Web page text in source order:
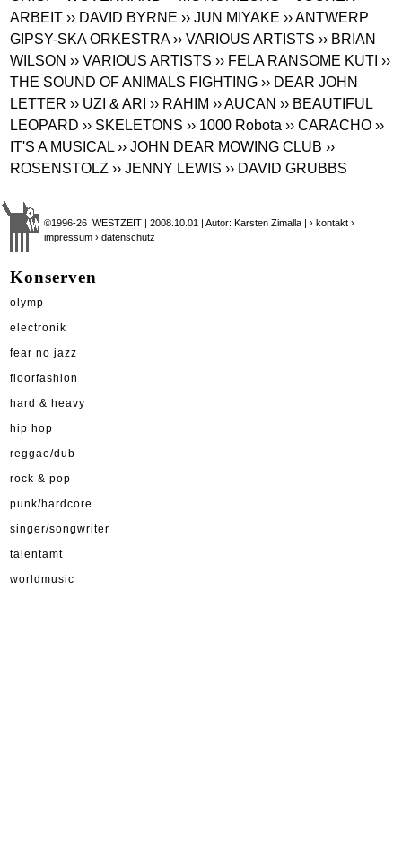
ARBEIT ›› DAVID BYRNE ›› JUN MIYAKE ›› ANTWERP
GIPSY-SKA ORKESTRA ›› VARIOUS ARTISTS ›› BRIAN
WILSON ›› VARIOUS ARTISTS ›› FELA RANSOME KUTI ››
THE SOUND OF ANIMALS FIGHTING ›› DEAR JOHN
LETTER ›› UZI & ARI ›› RAHIM ›› AUCAN ›› BEAUTIFUL
LEOPARD ›› SKELETONS ›› 1000 Robota ›› CARACHO ››
IT'S A MUSICAL ›› JOHN DEAR MOWING CLUB ››
ROSENSTOLZ ›› JENNY LEWIS ›› DAVID GRUBBS
©1996-26 WESTZEIT | 2008.10.01 | Autor: Karsten Zimalla |› kontakt ›
impressum › datenschutz
Konserven
olymp
electronik
fear no jazz
floorfashion
hard & heavy
hip hop
reggae/dub
rock & pop
punk/hardcore
singer/songwriter
talentamt
worldmusic